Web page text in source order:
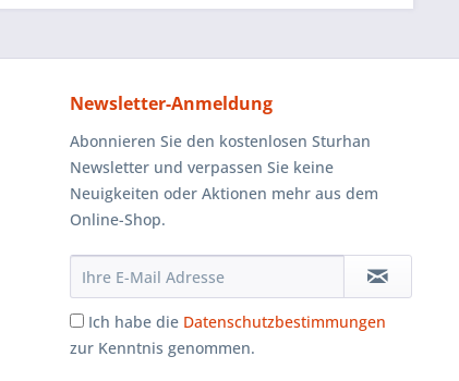
Newsletter-Anmeldung
Abonnieren Sie den kostenlosen Sturhan
Newsletter und verpassen Sie keine
Neuigkeiten oder Aktionen mehr aus dem
Online-Shop.
Ich habe die Datenschutzbestimmungen
zur Kenntnis genommen.